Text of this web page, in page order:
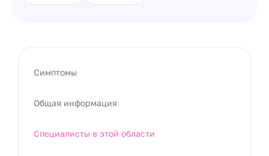
Симптомы
Общая информация
Специалисты в этой области